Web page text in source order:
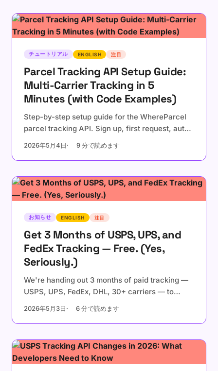
チュートリアル ENGLISH 注目
Parcel Tracking API Setup Guide:
Multi-Carrier Tracking in 5
Minutes (with Code Examples)
Step-by-step setup guide for the WhereParcel
parcel tracking API. Sign up, first request, auto-
detection, webhooks, and a production checklist
with cURL, Node.js, Python, and Go examples.
2026年5月4日 9 分で読めます
お知らせ ENGLISH 注目
Get 3 Months of USPS, UPS, and
FedEx Tracking — Free. (Yes,
Seriously.)
We're handing out 3 months of paid tracking —
USPS, UPS, FedEx, DHL, 30+ carriers — to
anyone who writes one short post about us.
Here's how, why, and the real math.
2026年5月3日 6 分で読めます